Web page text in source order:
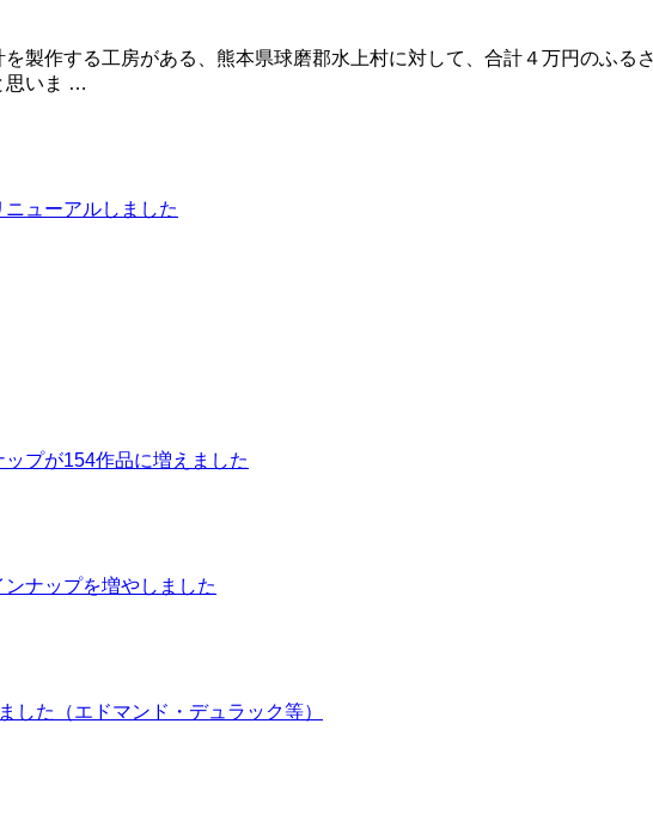
製作する工房がある、熊本県球磨郡水上村に対して、合計４万円のふ
思いま …
ューアルしました
プが154作品に増えました
ナップを増やしました
した（エドマンド・デュラック等）